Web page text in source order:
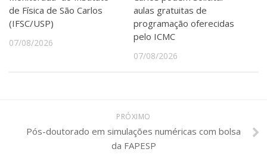
de Física de São Carlos
(IFSC/USP)
07/08/2026
aulas gratuitas de
programação oferecidas
pelo ICMC
07/08/2026
PRÓXIMO
Pós-doutorado em simulações numéricas com bolsa
da FAPESP